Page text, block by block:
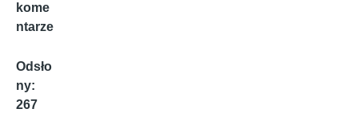
kome
ntarze
Odsło
ny:
267